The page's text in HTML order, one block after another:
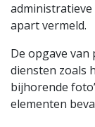
apart vermeld.
De opgave
diensten zoals
bijhorende
elementen